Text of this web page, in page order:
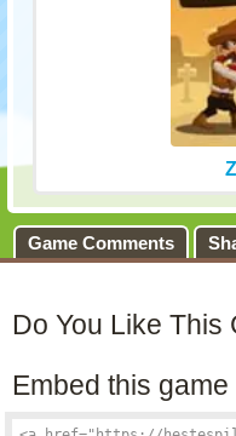
Game Comments
Do You Like This
Embed this